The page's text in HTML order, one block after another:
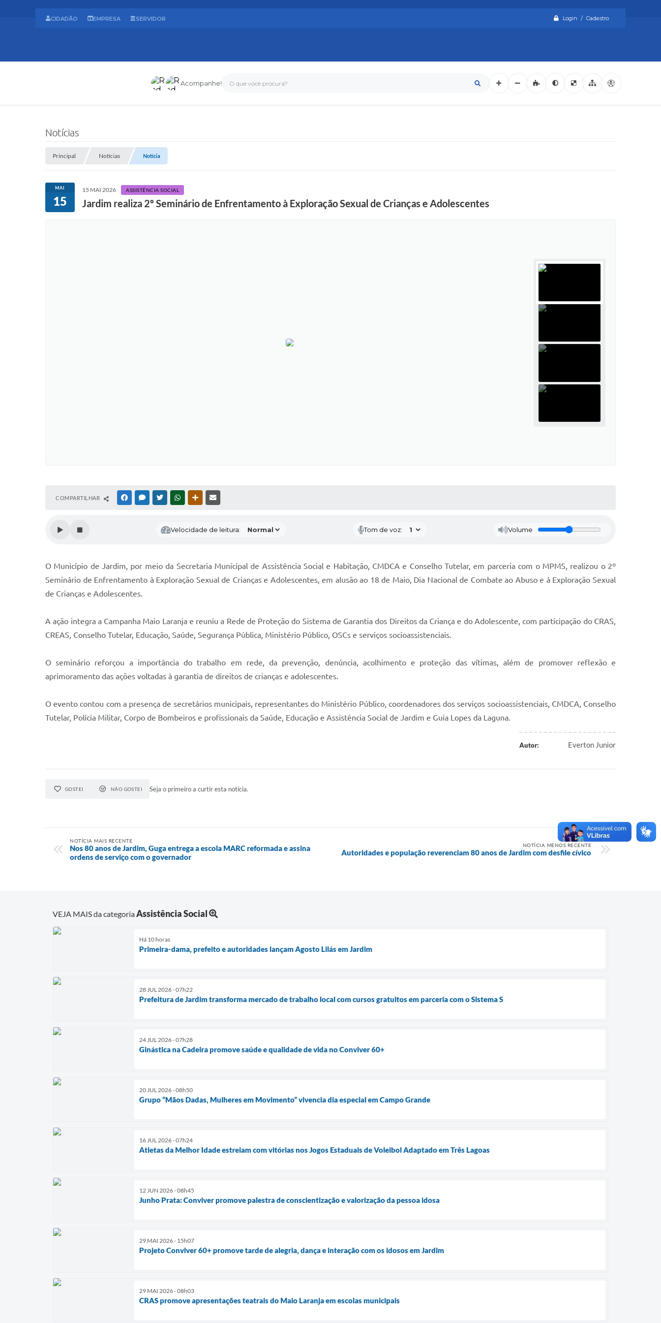
Login / Cadastro
O que você procura?
Acompanhe!
CIDADÃO EMPRESA SERVIDOR
Notícias
Principal Notícias Notícia
MAI
15
15 MAI 2026 ASSISTÊNCIA SOCIAL
Jardim realiza 2º Seminário de Enfrentamento à Exploração Sexual de Crianças e Adolescentes
COMPARTILHAR FACEBOOKMESSENGER
TWITTERWHATSAPPOUTRAS MÍDIAS
Velocidade de leitura: Tom de voz: Volume
O Município de Jardim, por meio da Secretaria Municipal de Assistência Social e Habitação, CMDCA e Conselho Tutelar, em parceria com o MPMS, realizou o 2º
Seminário de Enfrentamento à Exploração Sexual de Crianças e Adolescentes, em alusão ao 18 de Maio, Dia Nacional de Combate ao Abuso e à Exploração Sexual
de Crianças e Adolescentes.
A ação integra a Campanha Maio Laranja e reuniu a Rede de Proteção do Sistema de Garantia dos Direitos da Criança e do Adolescente, com participação do CRAS,
CREAS, Conselho Tutelar, Educação, Saúde, Segurança Pública, Ministério Público, OSCs e serviços socioassistenciais.
O seminário reforçou a importância do trabalho em rede, da prevenção, denúncia, acolhimento e proteção das vítimas, além de promover reflexão e
aprimoramento das ações voltadas à garantia de direitos de crianças e adolescentes.
O evento contou com a presença de secretários municipais, representantes do Ministério Público, coordenadores dos serviços socioassistenciais, CMDCA, Conselho
Tutelar, Polícia Militar, Corpo de Bombeiros e profissionais da Saúde, Educação e Assistência Social de Jardim e Guia Lopes da Laguna.
Autor: Everton Junior
GOSTEI NÃO GOSTEI Seja o primeiro a curtir esta notícia.
NOTÍCIA MAIS RECENTE
Nos 80 anos de Jardim, Guga entrega a escola MARC reformada e assina
ordens de serviço com o governador
NOTÍCIA MENOS RECENTE
Autoridades e população reverenciam 80 anos de Jardim com desfile cívico
VEJA MAIS da categoriaAssistência Social
Há 10 horas
Primeira-dama, prefeito e autoridades lançam Agosto Lilás em Jardim
28 JUL 2026 - 07h22
Prefeitura de Jardim transforma mercado de trabalho local com cursos gratuitos em parceria com o Sistema S
24 JUL 2026 - 07h28
Ginástica na Cadeira promove saúde e qualidade de vida no Conviver 60+
20 JUL 2026 - 08h50
Grupo “Mãos Dadas, Mulheres em Movimento” vivencia dia especial em Campo Grande
16 JUL 2026 - 07h24
Atletas da Melhor Idade estreiam com vitórias nos Jogos Estaduais de Voleibol Adaptado em Três Lagoas
12 JUN 2026 - 08h45
Junho Prata: Conviver promove palestra de conscientização e valorização da pessoa idosa
29 MAI 2026 - 15h07
Projeto Conviver 60+ promove tarde de alegria, dança e interação com os idosos em Jardim
29 MAI 2026 - 08h03
CRAS promove apresentações teatrais do Maio Laranja em escolas municipais